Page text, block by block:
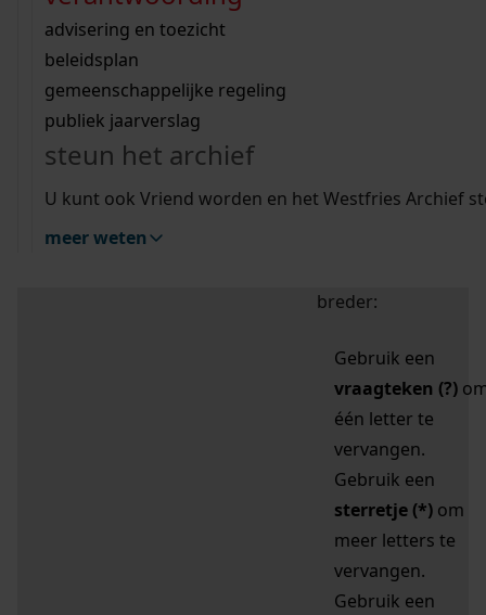
bouwvergunningen
omgevingsvergunningen
vergunningen
beeld en geluid
uitleg nodig?
Wij helpen u op weg met een aantal zoektips.
bekijk alle zoektips
Wij helpen u op weg met een aantal zoektips.
bekijk alle zoektips
bekijk ons geschiedenislokaal
advisering en toezicht
beleidsplan
gemeenschappelijke regeling
publiek jaarverslag
steun het archief
U kunt ook Vriend worden en het Westfries Archief
meer weten
zoektips
Mijn Studiezaal (inloggen)
uw zoekopdracht te
breder:
Gebruik een
vraagteken (?)
één letter te
vervangen.
Gebruik een
sterretje (*) om
meer letters te
vervangen.
Gebruik een